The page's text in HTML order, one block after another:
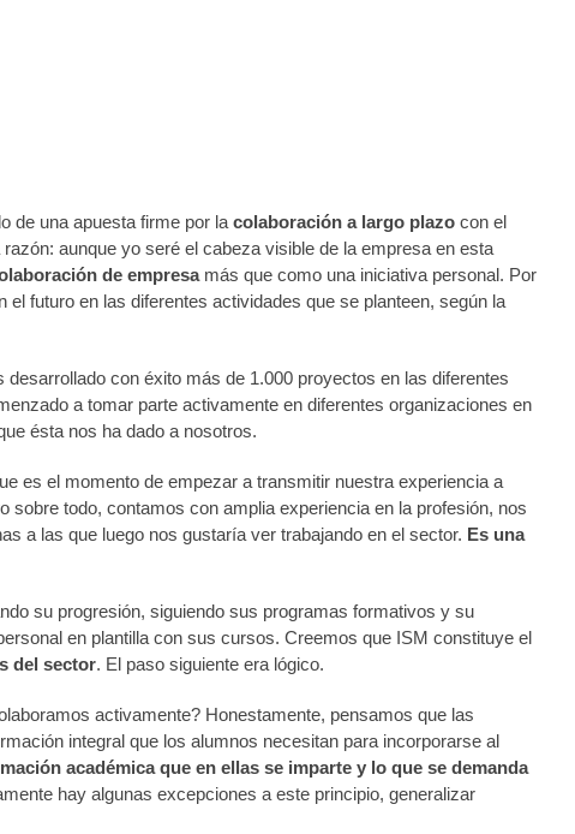
de una apuesta firme por la colaboración a largo plazo con el
aunque yo seré el cabeza visible de la empresa en esta
de empresamás que como una iniciativa personal. Por
futuro en las diferentes actividades que se planteen, según la
desarrollado con éxito más de 1.000 proyectos en las diferentes
a tomar parte activamente en diferentes organizaciones en
ésta nos ha dado a nosotros.
es el momento de empezar a transmitir nuestra experiencia a
todo, contamos con amplia experiencia en la profesión, nos
a las que luego nos gustaría ver trabajando en el sector. Es una
su progresión, siguiendo sus programas formativos y su
en plantilla con sus cursos. Creemos que ISM constituye el
del sector. El paso siguiente era lógico.
activamente? Honestamente, pensamos que las
integral que los alumnos necesitan para incorporarse al
académica que en ellas se imparte y lo que se demanda
hay algunas excepciones a este principio, generalizar